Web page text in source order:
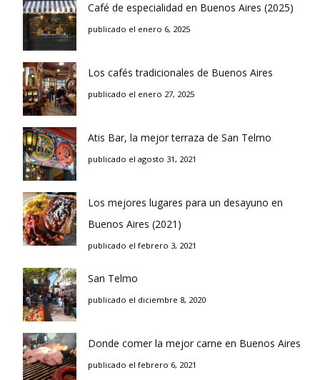
Café de especialidad en Buenos Aires (2025)
publicado el enero 6, 2025
Los cafés tradicionales de Buenos Aires
publicado el enero 27, 2025
Atis Bar, la mejor terraza de San Telmo
publicado el agosto 31, 2021
Los mejores lugares para un desayuno en
Buenos Aires (2021)
publicado el febrero 3, 2021
San Telmo
publicado el diciembre 8, 2020
Donde comer la mejor carne en Buenos Aires
publicado el febrero 6, 2021